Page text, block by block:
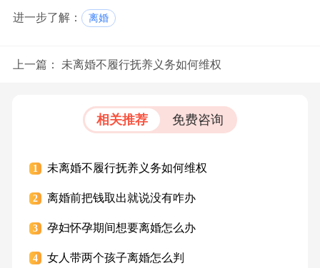
进一步了解： 离婚
上一篇： 未离婚不履行抚养义务如何维权
相关推荐 免费咨询
1 未离婚不履行抚养义务如何维权
2 离婚前把钱取出就说没有咋办
3 孕妇怀孕期间想要离婚怎么办
4 女人带两个孩子离婚怎么判